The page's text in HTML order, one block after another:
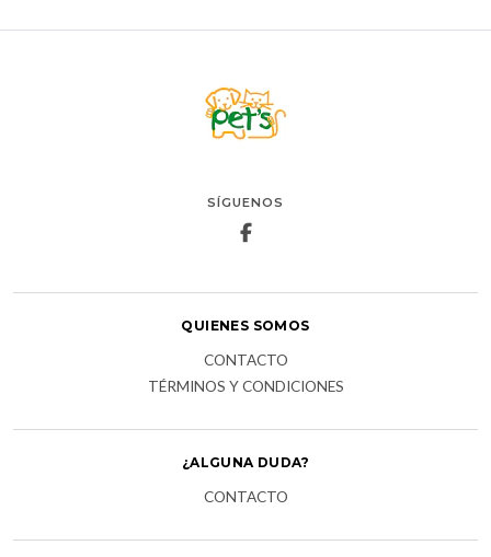
SÍGUENOS
QUIENES SOMOS
CONTACTO
TÉRMINOS Y CONDICIONES
¿ALGUNA DUDA?
CONTACTO